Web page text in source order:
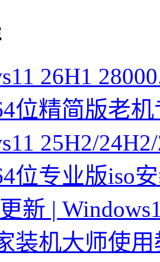
26H1
位精简版老
25H2/
位专业版iso
新 |
装机大师使